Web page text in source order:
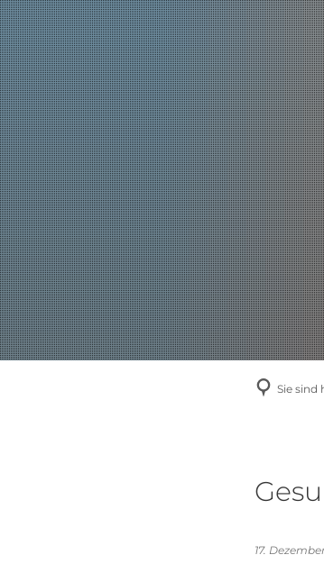
Sie sind
17.